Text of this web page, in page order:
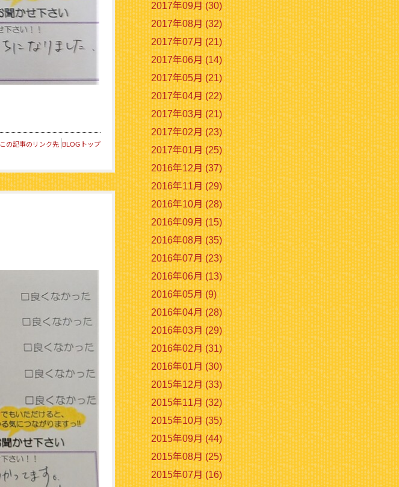
この記事のリンク先 BLOGトップ
2017年09月 (30)
2017年08月 (32)
2017年07月 (21)
2017年06月 (14)
2017年05月 (21)
2017年04月 (22)
2017年03月 (21)
2017年02月 (23)
2017年01月 (25)
2016年12月 (37)
2016年11月 (29)
2016年10月 (28)
2016年09月 (15)
2016年08月 (35)
2016年07月 (23)
2016年06月 (13)
2016年05月 (9)
2016年04月 (28)
2016年03月 (29)
2016年02月 (31)
2016年01月 (30)
2015年12月 (33)
2015年11月 (32)
2015年10月 (35)
2015年09月 (44)
2015年08月 (25)
2015年07月 (16)